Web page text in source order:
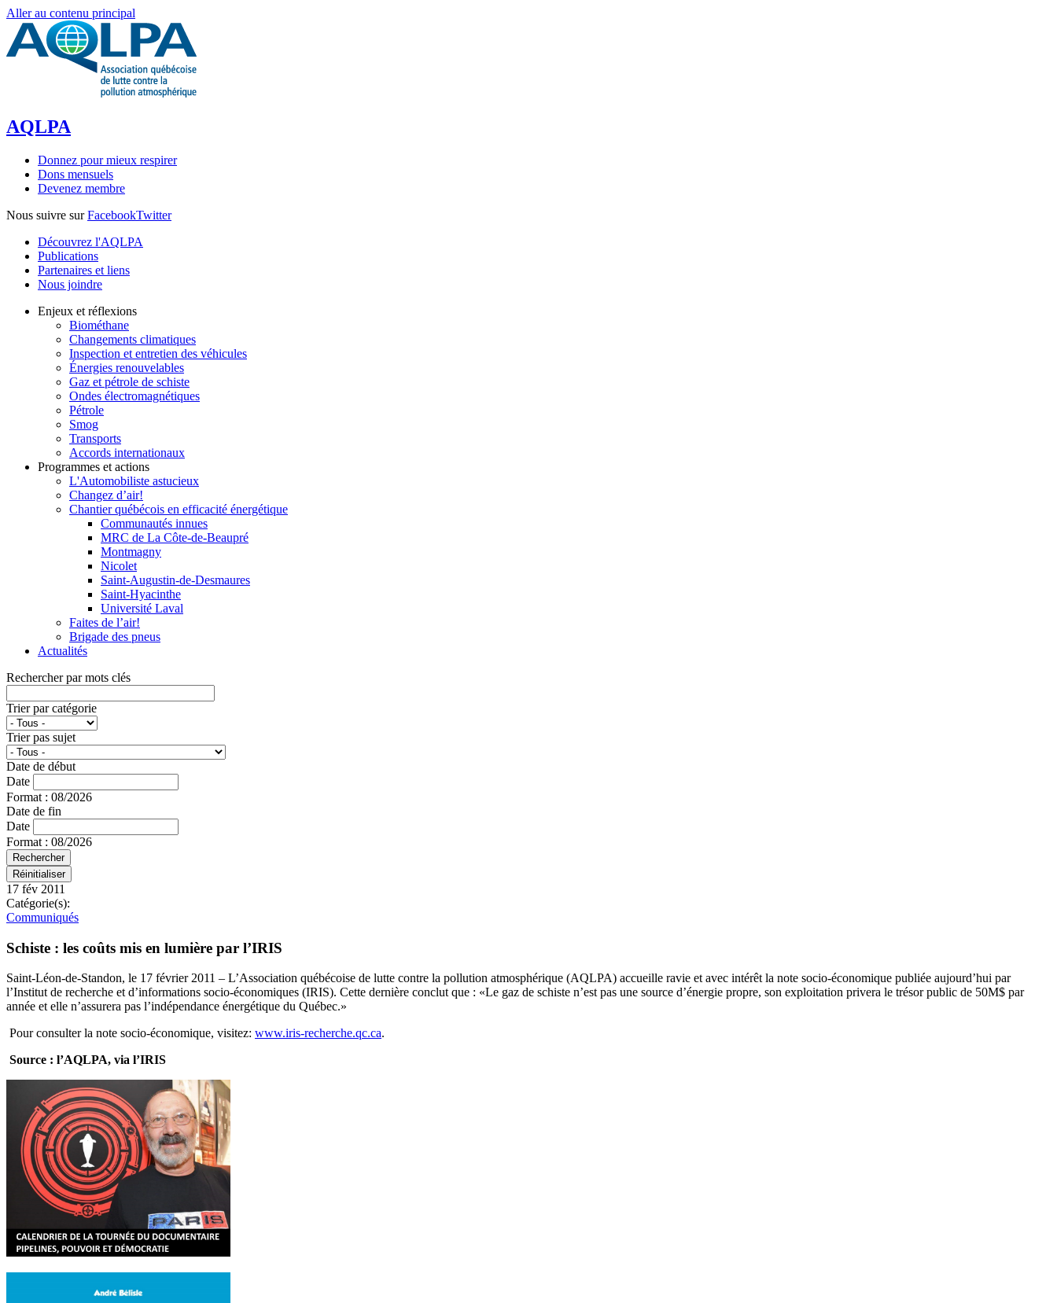
Aller au contenu principal
AQLPA
Donnez pour mieux respirer
Dons mensuels
Devenez membre
Nous suivre surFacebookTwitter
Découvrez l'AQLPA
Publications
Partenaires et liens
Nous joindre
Enjeux et réflexions
Biométhane
Changements climatiques
Inspection et entretien des véhicules
Énergies renouvelables
Gaz et pétrole de schiste
Ondes électromagnétiques
Pétrole
Smog
Transports
Accords internationaux
Programmes et actions
L'Automobiliste astucieux
Changez d’air!
Chantier québécois en efficacité énergétique
Communautés innues
MRC de La Côte-de-Beaupré
Montmagny
Nicolet
Saint-Augustin-de-Desmaures
Saint-Hyacinthe
Université Laval
Faites de l’air!
Brigade des pneus
Actualités
Rechercher par mots clés
Trier par catégorie
Trier pas sujet
Date de début
Date
Format : 08/2026
Date de fin
Date
Format : 08/2026
17 fév 2011
Catégorie(s):
Communiqués
Schiste : les coûts mis en lumière par l’IRIS
Saint-Léon-de-Standon, le 17 février 2011 – L’Association québécoise de lutte contre la pollution atmosphérique (AQLPA) accueille ravie et avec intérêt la note socio-économique publiée aujourd’hui par
l’Institut de recherche et d’informations socio-économiques (IRIS). Cette dernière conclut que : «Le gaz de schiste n’est pas une source d’énergie propre, son exploitation privera le trésor public de 50M$ par
année et elle n’assurera pas l’indépendance énergétique du Québec.»
Pour consulter la note socio-économique, visitez: www.iris-recherche.qc.ca.
Source : l’AQLPA, via l’IRIS